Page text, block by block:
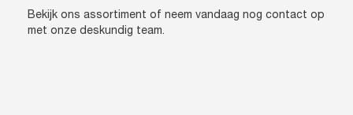
Bekijk ons assortiment of neem vandaag nog contact op
met onze deskundig team.